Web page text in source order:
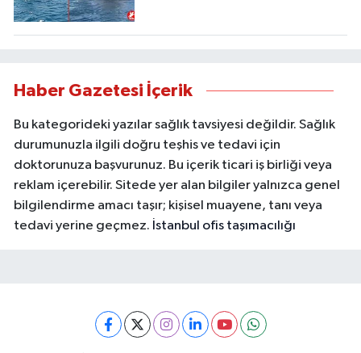
Haber Gazetesi İçerik
Bu kategorideki yazılar sağlık tavsiyesi değildir. Sağlık
durumunuzla ilgili doğru teşhis ve tedavi için
doktorunuza başvurunuz. Bu içerik ticari iş birliği veya
reklam içerebilir. Sitede yer alan bilgiler yalnızca genel
bilgilendirme amacı taşır; kişisel muayene, tanı veya
tedavi yerine geçmez. İstanbul ofis taşımacılığı